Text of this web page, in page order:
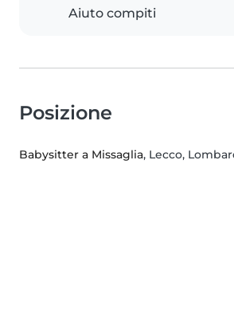
Aiuto compiti
Posizione
Babysitter a Missaglia, Lecco,